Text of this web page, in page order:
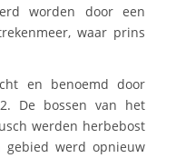
worden door een
waar prins
en benoemd door
De bossen van het
werden herbebost
werd opnieuw